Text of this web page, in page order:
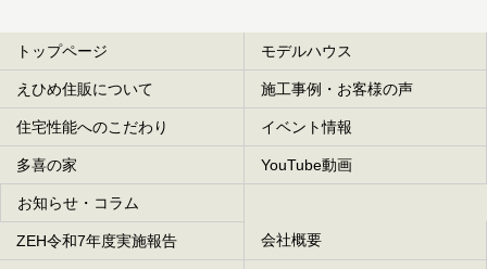
トップページ モデルハウス
えひめ住販について 施工事例・お客様の声
住宅性能へのこだわり イベント情報
多喜の家 YouTube動画
お知らせ・コラム
ZEH令和7年度実施報告 会社概要